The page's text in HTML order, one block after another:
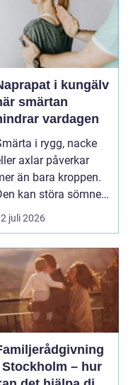
i kungälv
smärtan
vardagen
i rygg, nacke
axlar påverkar
än bara kroppen.
kan störa sömnen,
det svårt ...
juli 2026
Stockholm – hur